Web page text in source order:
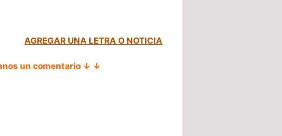
AGREGAR UNA LETRA O NOTICIA
un comentario ↓ ↓